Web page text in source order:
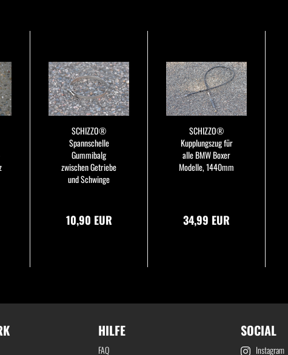
SCHIZZO®
Spannschelle
Gummibalg
zwischen Getriebe
und Schwinge
10,90 EUR
SCHIZZO®
Kupplungszug für
alle BMW Boxer
Modelle, 1440mm
34,99 EUR
HILFE
FAQ
SOCIAL
Instagram